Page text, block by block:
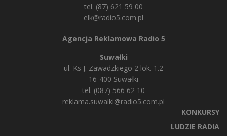
tel. (87) 621 59 00
elk@radio5.com.pl
Agencja Reklamowa Radio 5
Suwałki
ul. Ks J. Zawadzkiego 2 lok. 1.2
16-400 Suwałki
tel. (087) 566 62 10
reklama.suwalki@radio5.com.pl
KONKURSY
LUDZIE RADIA